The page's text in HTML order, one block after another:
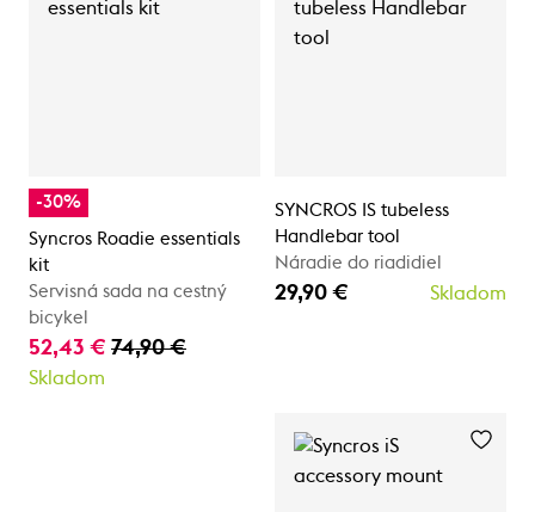
-30%
Syncros Roadie essentials
kit
Servisná sada na cestný
bicykel
52,43 € 74,90 €
Skladom
SYNCROS IS tubeless
Handlebar tool
Náradie do riadidiel
29,90 € Skladom